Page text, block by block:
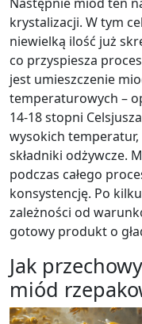
krystalizacji. W tym
niewielką ilość już
co przyspiesza
jest umieszczenie
temperaturowych –
14-18 stopni
wysokich temperatur,
składniki odżywcze.
podczas całego
konsystencję. Po
zależności od
gotowy produkt o
Jak
miód